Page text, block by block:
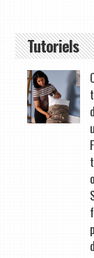
Tutoriels